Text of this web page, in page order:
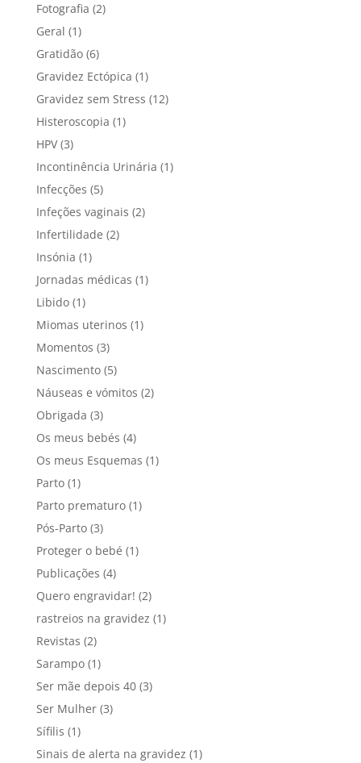
Fotografia (2)
Geral (1)
Gratidão(6)
Gravidez Ectópica (1)
Gravidez sem Stress (12)
Histeroscopia (1)
HPV(3)
Incontinência Urinária (1)
Infecções (5)
Infeções vaginais (2)
Infertilidade (2)
Insónia (1)
Jornadas médicas (1)
Libido(1)
Miomas uterinos (1)
Momentos (3)
Nascimento(5)
Náuseas e vómitos (2)
Obrigada (3)
Os meus bebés (4)
Os meus Esquemas (1)
Parto(1)
Parto prematuro(1)
Pós-Parto(3)
Proteger o bebé (1)
Publicações (4)
Quero engravidar! (2)
rastreios na gravidez (1)
Revistas (2)
Sarampo(1)
Ser mãe depois 40(3)
Ser Mulher(3)
Sífilis (1)
Sinais de alerta na gravidez (1)